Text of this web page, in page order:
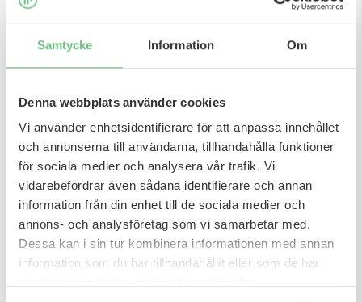
Samtycke Information Om
Denna webbplats använder cookies
Vi använder enhetsidentifierare för att anpassa innehållet
och annonserna till användarna, tillhandahålla funktioner
för sociala medier och analysera vår trafik. Vi
vidarebefordrar även sådana identifierare och annan
information från din enhet till de sociala medier och
annons- och analysföretag som vi samarbetar med.
Dessa kan i sin tur kombinera informationen med annan
information som du har tillhandahållit eller som de har
Marie, som var en del av arbetsgruppen,
berättar att granskningen görs enligt
amerikansk standard och att vi, tack vare
mest basala delarna – men att det ändå var
nyttigt.